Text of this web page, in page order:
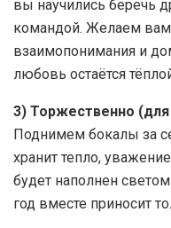
вы научились беречь
командой. Желаем вам
взаимопонимания и
любовь остаётся
3) Торжественно
Поднимем бокалы за
хранит тепло,
будет наполнен
год вместе приносит